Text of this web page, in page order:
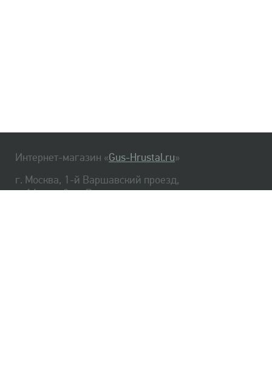
Интернет-магазин «Gus-Hrustal.ru»
г. Москва, 1-й Варшавский проезд,
д. 1А, стр. 3, м. Варшавская